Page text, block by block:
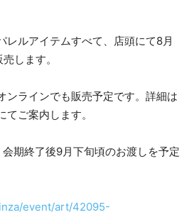
レルアイテムすべて、店頭にて8月
します。
ンラインでも販売予定です。詳細は
ご案内します。
期終了後9⽉下旬頃のお渡しを予定
event/art/42095-